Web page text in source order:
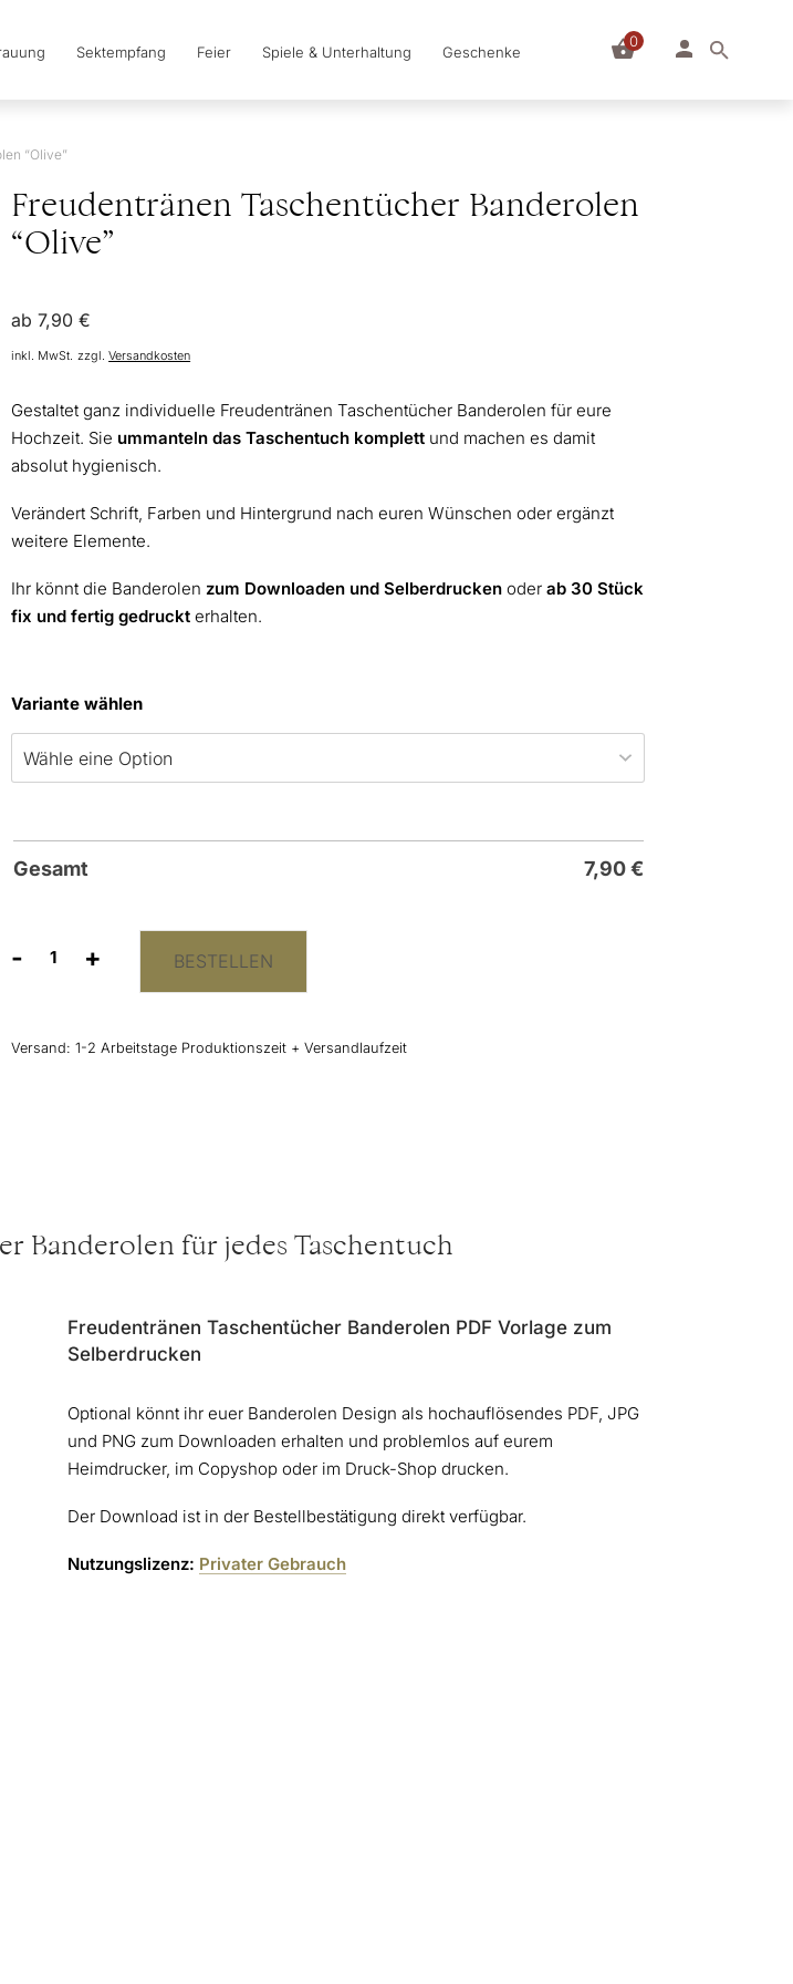
Sektempfang Feier Spiele & Unterhaltung Geschenke
0
“Olive”
Freudentränen Taschentücher Banderolen
“Olive”
ab7,90€
inkl. MwSt. zzgl.Versandkosten
Gestaltet ganz individuelle Freudentränen Taschentücher Banderolen für eure
Hochzeit. Sie ummanteln das Taschentuch komplett und machen es damit
absolut hygienisch.
Verändert Schrift, Farben und Hintergrund nach euren Wünschen oder ergänzt
weitere Elemente.
Ihr könnt die Banderolenzum Downloaden und Selberdrucken oderab 30 Stück
fix und fertig gedruckt erhalten.
Variante wählen
Gesamt 7,90€
-
Freudentränen
“Olive”
+ BESTELLEN
Versand:1-2 Arbeitstage Produktionszeit + Versandlaufzeit
Banderolen für jedes Taschentuch
Freudentränen Taschentücher Banderolen PDF Vorlage zum
Selberdrucken
Optional könnt ihr euer Banderolen Design als hochauflösendes PDF, JPG
und PNG zum Downloaden erhalten und problemlos auf eurem
Heimdrucker, im Copyshop oder im Druck-Shop drucken.
Der Download ist in der Bestellbestätigung direkt verfügbar.
Nutzungslizenz: Privater Gebrauch